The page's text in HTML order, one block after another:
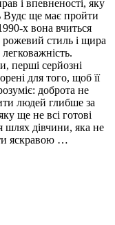
і впевненості, яку
Вудс ще має пройти
х вона вчиться
стиль і щира
перші серйозні
для того, щоб її
доброта не
людей глибше за
ще не всі готові
шлях дівчини, яка не
яскравою …